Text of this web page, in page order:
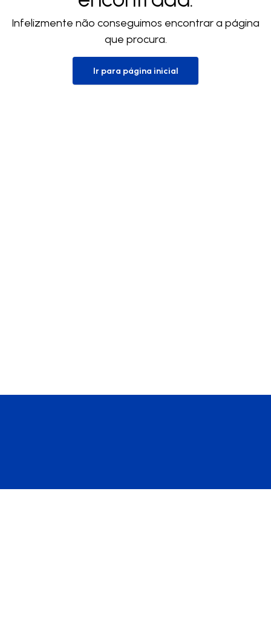
Infelizmente não conseguimos encontrar a página
que procura.
Ir para página inicial
Ir para página inicial